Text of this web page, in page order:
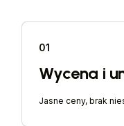
01
Wycena i
Jasne ceny, brak